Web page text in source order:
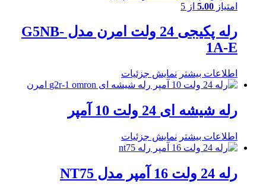
امتیاز 5.00 از 5
رله پکیجی 24 ولت امرن مدل G5NB-
1A-E
اطلاعات بیشتر نمایش جزئیات
رله شیشه ای 24 ولت 10 آمپر
اطلاعات بیشتر نمایش جزئیات
رله 24 ولت 16 آمپر مدل NT75